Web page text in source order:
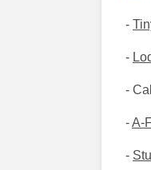
-
-
-
-A-
-